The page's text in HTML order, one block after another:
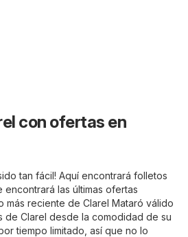
con ofertas en
tan fácil! Aquí encontrará folletos
encontrará las últimas ofertas
reciente de Clarel Mataró válido
de Clarel desde la comodidad de su
tiempo limitado, así que no lo